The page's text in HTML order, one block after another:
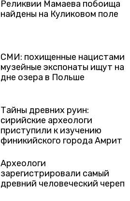
Реликвии Мамаева побоища
найдены на Куликовом поле
СМИ: похищенные нацистами
музейные экспонаты ищут на
дне озера в Польше
Тайны древних руин:
сирийские археологи
приступили к изучению
финикийского города Амрит
Археологи
зарегистрировали самый
древний человеческий череп